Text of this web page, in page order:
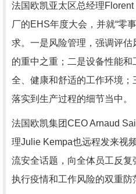
法国欧凯亚太区总经理
厂的EHS年度大会，并就“零
求。一是风险管理，强调评
的重中之重；二是设备性能
全、健康和舒适的工作环境
落实到生产过程的细节当中。
法国欧凯集团CEO Arnaud
理Julie Kempa也远程发来视
流安全话题，向全体员工反
执行疫情和工作风险的双重防